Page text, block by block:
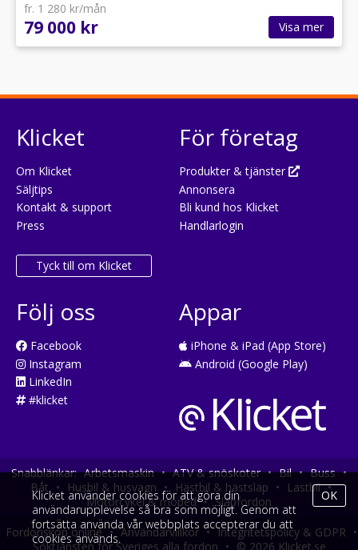
fr. 1 280 kr/mån
79 000 kr Visa mer
Klicket
Om Klicket
Säljtips
Kontakt & support
Press
Tyck till om Klicket
För företag
Produkter & tjänster
Annonsera
Bli kund hos Klicket
Handlarlogin
Följ oss
Facebook
Instagram
LinkedIn
#klicket
Appar
iPhone & iPad (App Store)
Android (Google Play)
Snabblänkar: Arbetsmaskin • ATV & snöskoter • Bil • Buss •
Båt • Husbil & husvagn • Hästbil & hästsläp • Lastbil •
Motorcykel & moped • Släpfordon
Fordonsköp online • Användarvillkor • Integritetspolicy & GDPR •
Söktjänsten för Sveriges alla fordon • © 2026 Klicket.se
Klicket använder cookies för att göra din
användarupplevelse så bra som möjligt. Genom att
fortsätta använda vår webbplats accepterar du att
cookies används.
OK